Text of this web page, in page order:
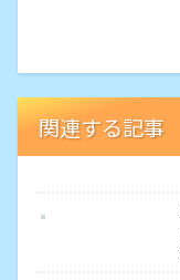
関連する記事